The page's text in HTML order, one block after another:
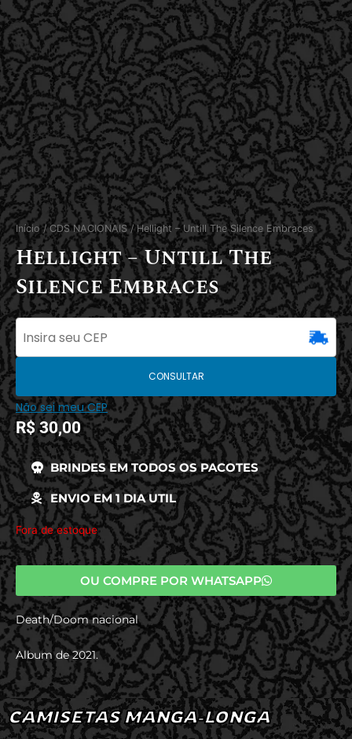
Início/CDS NACIONAIS/ Hellight – Untill The Silence Embraces
Hellight – Untill The
Silence Embraces
CONSULTAR
Não sei meu CEP
R$30,00
BRINDES EM TODOS OS PACOTES
ENVIO EM 1 DIA UTIL
Fora de estoque
OU COMPRE POR WHATSAPP
Death/Doom nacional
Album de 2021.
CAMISETAS MANGA-LONGA